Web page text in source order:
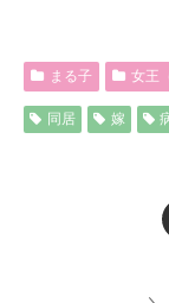
まる子 女王
同居 嫁